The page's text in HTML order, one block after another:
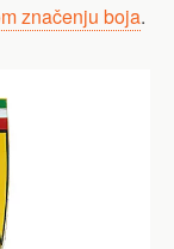
značenju boja.